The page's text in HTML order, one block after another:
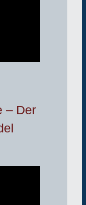
– Der